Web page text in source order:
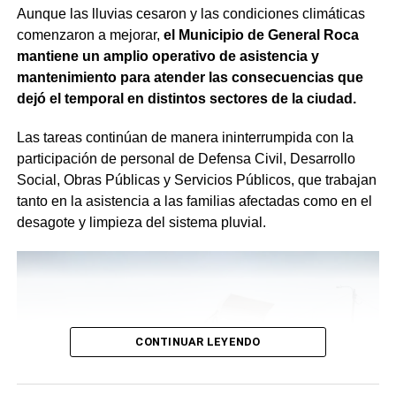
Aunque las lluvias cesaron y las condiciones climáticas
comenzaron a mejorar, el Municipio de General Roca
mantiene un amplio operativo de asistencia y
mantenimiento para atender las consecuencias que
dejó el temporal en distintos sectores de la ciudad.
Las tareas continúan de manera ininterrumpida con la
participación de personal de Defensa Civil, Desarrollo
Social, Obras Públicas y Servicios Públicos, que trabajan
tanto en la asistencia a las familias afectadas como en el
desagote y limpieza del sistema pluvial.
CONTINUAR LEYENDO